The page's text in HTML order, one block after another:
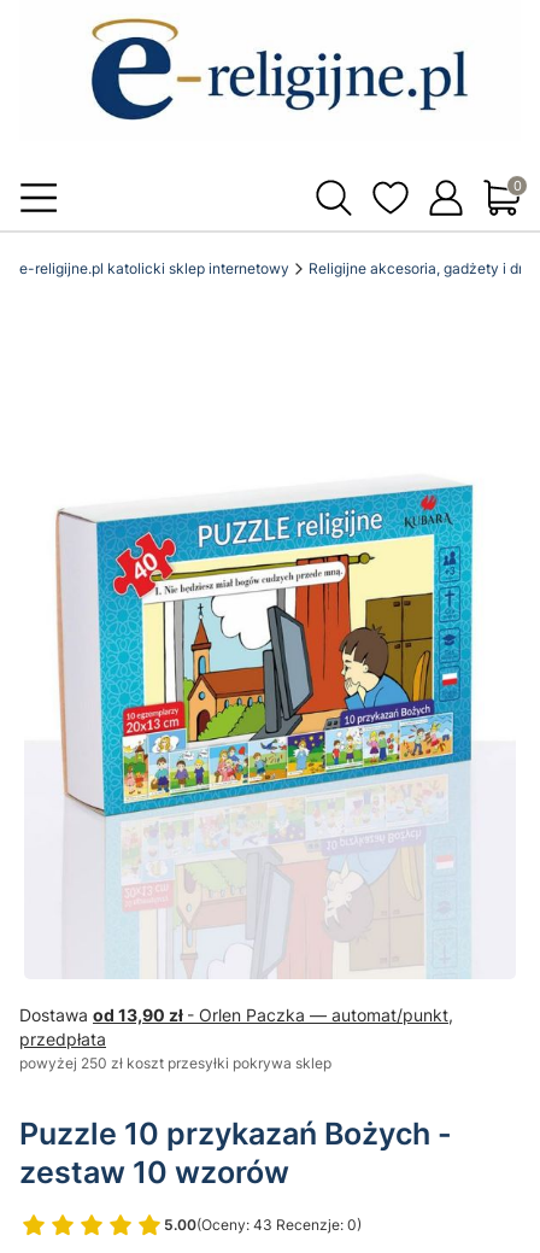
e-religijne.pl katolicki sklep internetowy Religijne akcesoria, gadżety i
Dostawa od 13,90 zł - Orlen Paczka — automat/punkt,
przedpłata
powyżej 250 zł koszt przesyłki pokrywa sklep
Puzzle 10 przykazań Bożych -
zestaw 10 wzorów
5.00(Oceny: 43 Recenzje: 0)
Przejdź do sekcji Opinie